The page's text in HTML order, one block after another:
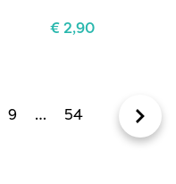
€2,90
9 … 54